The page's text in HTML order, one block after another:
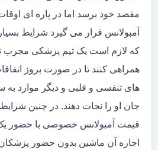
مقصد خود برسد اما در پاره ای
آمبولانس قرار می گیرد شرایط
که لازم است یک تیم پزشکی مجرب تا
همراهی کنند تا در صورت بروز
های تنفسی و قلبی و دیگر موارد
جان او را نجات دهند. در چنین
قیمت آمبولانس خصوصی با حضور یک
اجاره آن ماشین بدون حضور پزشکان